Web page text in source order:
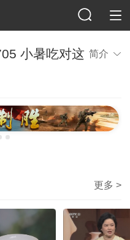
小暑吃对这 简介
更多 >